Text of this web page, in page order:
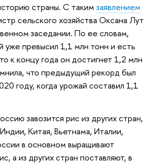
страны. С таким заявлением
сельского хозяйства Оксана Лут
заседании. По ее словам,
уже превысил 1,1 млн тонн и есть
к концу года он достигнет 1,2 млн
что предыдущий рекорд был
году, когда урожай составил 1,1
завозится рис из других стран,
Китая, Вьетнама, Италии,
в основном выращивают
а из других стран поставляют, в